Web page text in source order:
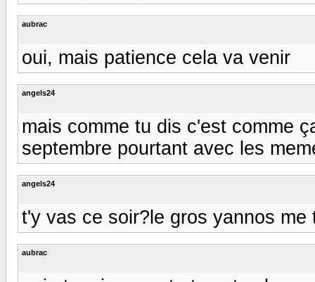
aubrac
oui, mais patience cela va venir
angels24
mais comme tu dis c'est comme
septembre pourtant avec les
angels24
t'y vas ce soir?le gros yannos me
aubrac